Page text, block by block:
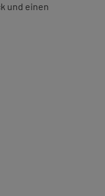
und einen